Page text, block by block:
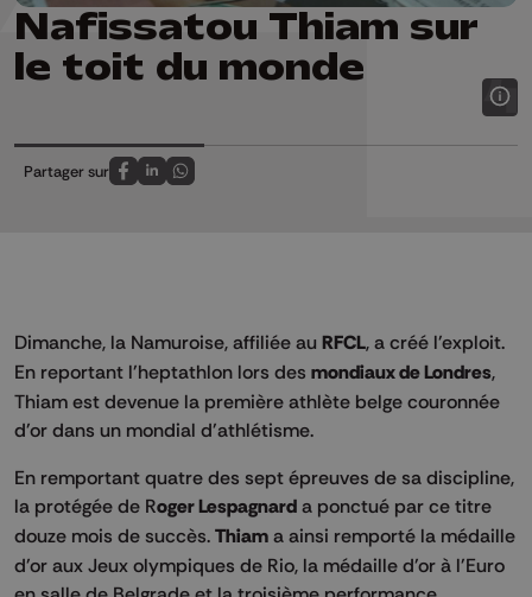
Nafissatou Thiam sur
le toit du monde
Partager sur
Partagez sur FaceBook
Partagez sur LinkedIn
Partagez sur Whatsapp
Dimanche, la Namuroise, affiliée au RFCL, a créé l'exploit.
En reportant l'heptathlon lors des mondiaux de Londres,
Thiam est devenue la première athlète belge couronnée
d'or dans un mondial d'athlétisme.
En remportant quatre des sept épreuves de sa discipline,
la protégée de Roger Lespagnard a ponctué par ce titre
douze mois de succès. Thiam a ainsi remporté la médaille
d'or aux Jeux olympiques de Rio, la médaille d'or à l'Euro